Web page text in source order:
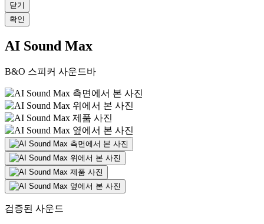
닫기
확인
AI Sound Max
B&O 스피커 사운드바
검증된 사운드